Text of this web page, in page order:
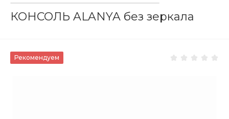
КОНСОЛЬ ALANYA без зеркала
Рекомендуем